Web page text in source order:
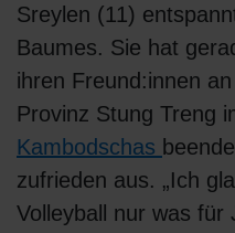
Sreylen (11)
Baumes. Sie hat
ihren Freund:innen
Provinz Stung Treng
Kambodschas
zufrieden aus. „Ich
Volleyball nur was für